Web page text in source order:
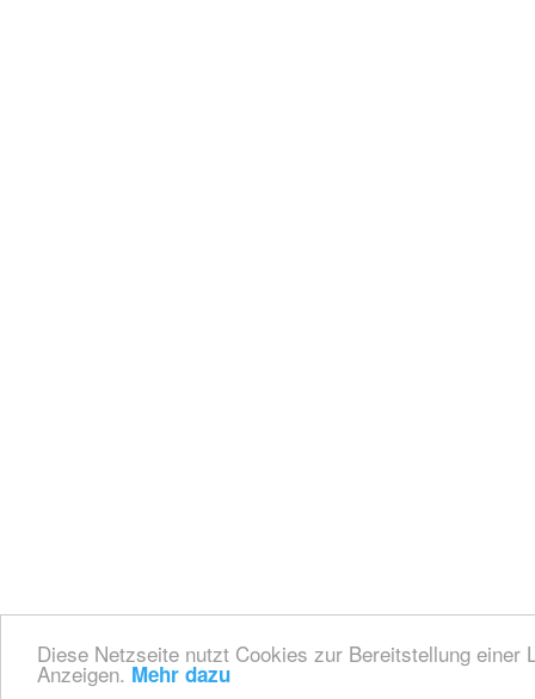
Diese Netzseite nutzt Cookies zur Bereitstellung einer
Anzeigen. Mehr dazu